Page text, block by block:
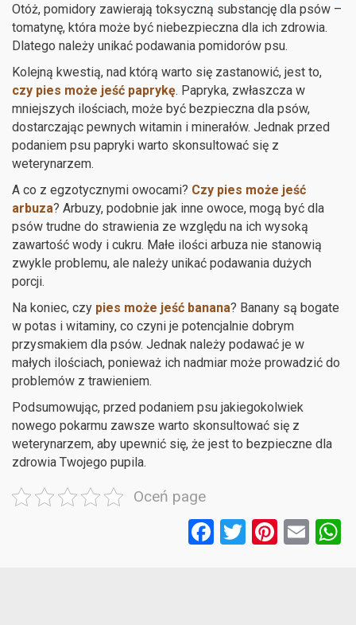
Otóż, pomidory zawierają toksyczną substancję dla psów –
tomatynę, która może być niebezpieczna dla ich zdrowia.
Dlatego należy unikać podawania pomidorów psu.
Kolejną kwestią, nad którą warto się zastanowić, jest to,
czy pies może jeść paprykę. Papryka, zwłaszcza w
mniejszych ilościach, może być bezpieczna dla psów,
dostarczając pewnych witamin i minerałów. Jednak przed
podaniem psu papryki warto skonsultować się z
weterynarzem.
A co z egzotycznymi owocami? Czy pies może jeść
arbuza? Arbuzy, podobnie jak inne owoce, mogą być dla
psów trudne do strawienia ze względu na ich wysoką
zawartość wody i cukru. Małe ilości arbuza nie stanowią
zwykle problemu, ale należy unikać podawania dużych
porcji.
Na koniec, czy pies może jeść banana? Banany są bogate
w potas i witaminy, co czyni je potencjalnie dobrym
przysmakiem dla psów. Jednak należy podawać je w
małych ilościach, ponieważ ich nadmiar może prowadzić do
problemów z trawieniem.
Podsumowując, przed podaniem psu jakiegokolwiek
nowego pokarmu zawsze warto skonsultować się z
weterynarzem, aby upewnić się, że jest to bezpieczne dla
zdrowia Twojego pupila.
Oceń page
F T Pi E